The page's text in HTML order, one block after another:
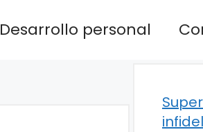
Desarrollo personal